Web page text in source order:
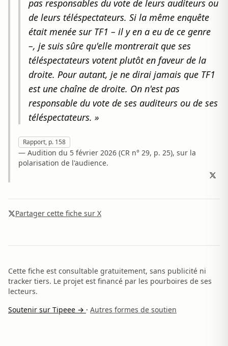
pas responsables du vote de leurs auditeurs ou
de leurs téléspectateurs. Si la même enquête
était menée sur TF1 – il y en a eu de ce genre
–, je suis sûre qu'elle montrerait que ses
téléspectateurs votent plutôt en faveur de la
droite. Pour autant, je ne dirai jamais que TF1
est une chaîne de droite. On n'est pas
responsable du vote de ses auditeurs ou de ses
téléspectateurs. »
Rapport, p. 158
— Audition du 5 février 2026 (CR n° 29, p. 25), sur la
polarisation de l'audience.
Partager cette fiche sur X
Cette fiche est consultable gratuitement, sans publicité ni
tracker tiers. Le projet est financé par les pourboires de ses
lecteurs.
Soutenir sur Tipeee → · Autres formes de soutien